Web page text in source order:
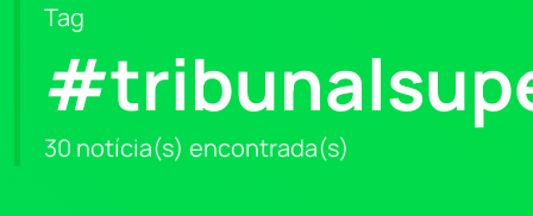
Tag
30 notícia(s) encontrada(s)